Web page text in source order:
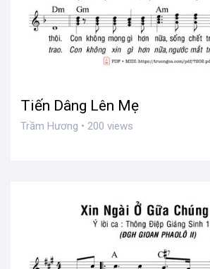
Tiến Dâng Lên Mẹ
Trầm Hương • 200 views